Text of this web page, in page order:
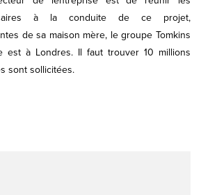
à la conduite de ce projet,
de sa maison mère, le groupe Tomkins
est à Londres. Il faut trouver 10 millions
sont sollicitées.